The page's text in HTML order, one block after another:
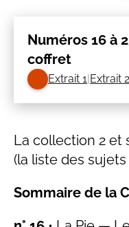
Numéros 16 à
coffret
Extrait 1 Extrait 2
La collection 2 et
(la liste des
Sommaire de la